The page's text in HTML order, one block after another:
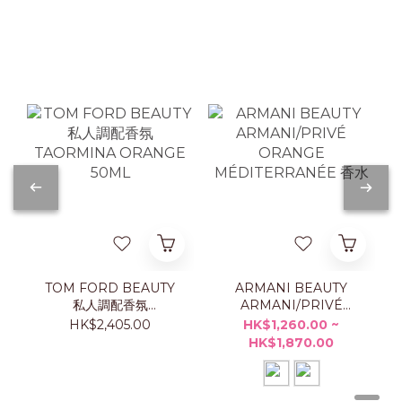
TOM FORD BEAUTY
私人調配香氛
TAORMINA ORANGE
HK$2,405.00
ARMANI BEAUTY
ARMANI/PRIVÉ
ORANGE
MÉDITERRANÉE 香水
HK$1,260.00 ~
HK$1,870.00